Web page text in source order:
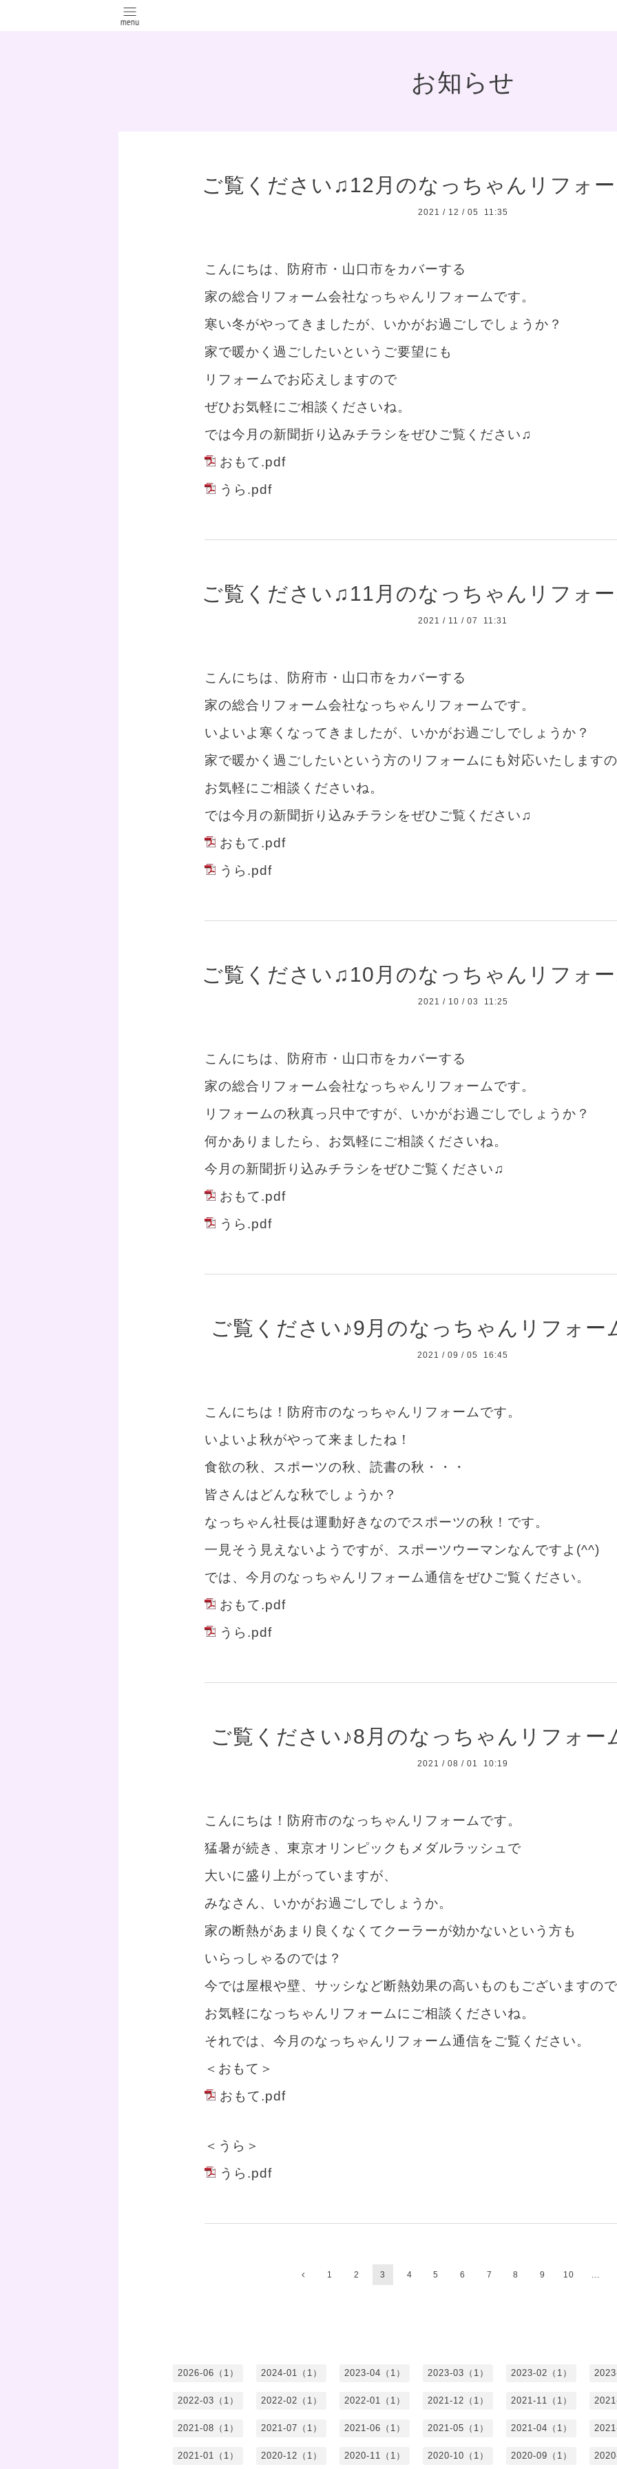
お知らせ
ご覧ください♫12月のなっちゃんリフォ
2021 / 12 / 05 11:35
こんにちは、防府市・山口市をカバーする
家の総合リフォーム会社なっちゃんリフォームです。
寒い冬がやってきましたが、いかがお過ごしでしょうか？
家で暖かく過ごしたいというご要望にも
リフォームでお応えしますので
ぜひお気軽にご相談くださいね。
では今月の新聞折り込みチラシをぜひご覧ください♫
おもて.pdf
うら.pdf
ご覧ください♫11月のなっちゃんリフォ
2021 / 11 / 07 11:31
こんにちは、防府市・山口市をカバーする
家の総合リフォーム会社なっちゃんリフォームです。
いよいよ寒くなってきましたが、いかがお過ごしでしょうか？
家で暖かく過ごしたいという方のリフォームにも対応いたします
お気軽にご相談くださいね。
では今月の新聞折り込みチラシをぜひご覧ください♫
おもて.pdf
うら.pdf
ご覧ください♫10月のなっちゃんリフォ
2021 / 10 / 03 11:25
こんにちは、防府市・山口市をカバーする
家の総合リフォーム会社なっちゃんリフォームです。
リフォームの秋真っ只中ですが、いかがお過ごしでしょうか？
何かありましたら、お気軽にご相談くださいね。
今月の新聞折り込みチラシをぜひご覧ください♫
おもて.pdf
うら.pdf
ご覧ください♪9月のなっちゃんリフォー
2021 / 09 / 05 16:45
こんにちは！防府市のなっちゃんリフォームです。
いよいよ秋がやって来ましたね！
食欲の秋、スポーツの秋、読書の秋・・・
皆さんはどんな秋でしょうか？
なっちゃん社長は運動好きなのでスポーツの秋！です。
一見そう見えないようですが、スポーツウーマンなんですよ(^^)
では、今月のなっちゃんリフォーム通信をぜひご覧ください。
おもて.pdf
うら.pdf
ご覧ください♪8月のなっちゃんリフォー
2021 / 08 / 01 10:19
こんにちは！防府市のなっちゃんリフォームです。
猛暑が続き、東京オリンピックもメダルラッシュで
大いに盛り上がっていますが、
みなさん、いかがお過ごしでしょうか。
家の断熱があまり良くなくてクーラーが効かないという方も
いらっしゃるのでは？
今では屋根や壁、サッシなど断熱効果の高いものもございますので
お気軽になっちゃんリフォームにご相談くださいね。
それでは、今月のなっちゃんリフォーム通信をご覧ください。
＜おもて＞
おもて.pdf
＜うら＞
うら.pdf
1 2 3 4 5 6 7 8 9 10
2026-06（1） 2024-01（1） 2023-04（1） 2023-03（1） 2023-02（1）
2022-03（1） 2022-02（1） 2022-01（1） 2021-12（1） 2021-11（1）
2021-08（1） 2021-07（1） 2021-06（1） 2021-05（1） 2021-04（1）
2021-01（1） 2020-12（1） 2020-11（1） 2020-10（1） 2020-09（1）